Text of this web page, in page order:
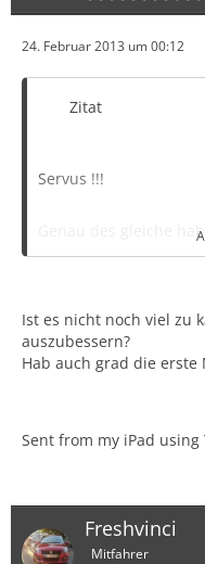
24. Februar 2013 um 00:12
Zitat
Servus !!!
Genau des gleiche
komplett das blech
Der Lackstift kostet
Bin grad am
Was sagt ihr dazu ?
GRUSS
Ist es nicht noch viel zu
auszubessern?
Hab auch grad die erste
Sent from my iPad using
Freshvinci
Mitfahrer